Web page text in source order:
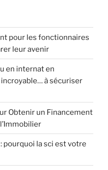
pour les fonctionnaires
leur avenir
en internat en
à sécuriser
Obtenir un Financement
pourquoi la sci est votre